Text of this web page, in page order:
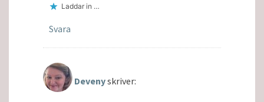
Laddar in …
Svara
Devenyskriver: